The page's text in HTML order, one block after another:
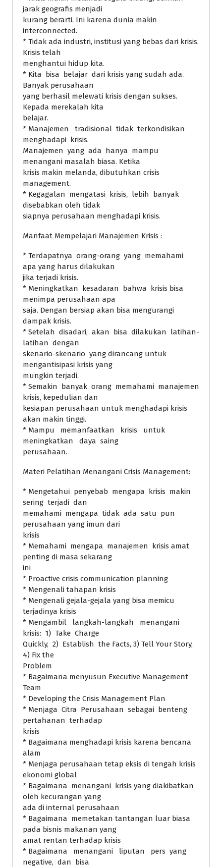
jarak geografis menjadi
kurang berarti. Ini karena dunia makin
interconnected.
* Tidak ada industri, institusi yang bebas dari krisis.
Krisis telah
menghantui hidup kita.
* Kita bisa belajar dari krisis yang sudah ada.
Banyak perusahaan
yang berhasil melewati krisis dengan sukses.
Kepada merekalah kita
belajar.
* Manajemen tradisional tidak terkondisikan
menghadapi krisis.
Manajemen yang ada hanya mampu
menangani masalah biasa. Ketika
krisis makin melanda, dibutuhkan crisis
management.
* Kegagalan mengatasi krisis, lebih banyak
disebabkan oleh tidak
siapnya perusahaan menghadapi krisis.
Manfaat Mempelajari Manajemen Krisis :
* Terdapatnya orang-orang yang memahami
apa yang harus dilakukan
jika terjadi krisis.
* Meningkatkan kesadaran bahwa krisis bisa
menimpa perusahaan apa
saja. Dengan bersiap akan bisa mengurangi
dampak krisis.
* Setelah disadari, akan bisa dilakukan latihan-
latihan dengan
skenario-skenario yang dirancang untuk
mengantisipasi krisis yang
mungkin terjadi.
* Semakin banyak orang memahami manajemen
krisis, kepedulian dan
kesiapan perusahaan untuk menghadapi krisis
akan makin tinggi.
* Mampu memanfaatkan krisis untuk
meningkatkan daya saing
perusahaan.
Materi Pelatihan Menangani Crisis Management:
* Mengetahui penyebab mengapa krisis makin
sering terjadi dan
memahami mengapa tidak ada satu pun
perusahaan yang imun dari
krisis
* Memahami mengapa manajemen krisis amat
penting di masa sekarang
ini
* Proactive crisis communication planning
* Mengenali tahapan krisis
* Mengenali gejala-gejala yang bisa memicu
terjadinya krisis
* Mengambil langkah-langkah menangani
krisis: 1) Take Charge
Quickly, 2) Establish the Facts, 3) Tell Your Story,
4) Fix the
Problem
* Bagaimana menyusun Executive Management
Team
* Developing the Crisis Management Plan
* Menjaga Citra Perusahaan sebagai benteng
pertahanan terhadap
krisis
* Bagaimana menghadapi krisis karena bencana
alam
* Menjaga perusahaan tetap eksis di tengah krisis
ekonomi global
* Bagaimana menangani krisis yang diakibatkan
oleh kecurangan yang
ada di internal perusahaan
* Bagaimana memetakan tantangan luar biasa
pada bisnis makanan yang
amat rentan terhadap krisis
* Bagaimana menangani liputan pers yang
negative, dan bisa